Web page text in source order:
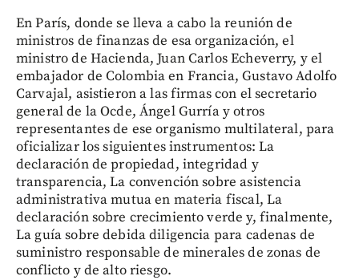
En París, donde se lleva a cabo la reunión de
ministros de finanzas de esa organización, el
ministro de Hacienda, Juan Carlos Echeverry, y el
embajador de Colombia en Francia, Gustavo Adolfo
Carvajal, asistieron a las firmas con el secretario
general de la Ocde, Ángel Gurría y otros
representantes de ese organismo multilateral, para
oficializar los siguientes instrumentos: La
declaración de propiedad, integridad y
transparencia, La convención sobre asistencia
administrativa mutua en materia fiscal, La
declaración sobre crecimiento verde y, finalmente,
La guía sobre debida diligencia para cadenas de
suministro responsable de minerales de zonas de
conflicto y de alto riesgo.